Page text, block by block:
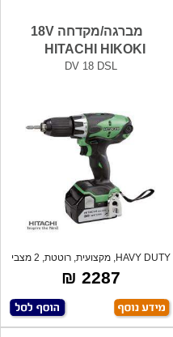
מברגה/מקדחה 18V
HITACHI HIKOKI
DV 18 DSL
HAVY DUTY, מקצועית, רוטטת, 2 מצבי
כח לחי
2287 ₪